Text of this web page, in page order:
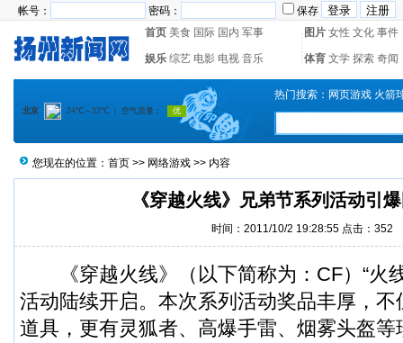
帐号： 密码：
保存
首页 美食 国际 国内 军事 图片 女性 文化 事件
娱乐 综艺 电影 电视 音乐 体育 文学 探索 奇闻
热门搜索： 网页游戏 火箭
您现在的位置： 首页 >> 网络游戏 >> 内容
《穿越火线》兄弟节系列活动引
时间：2011/10/2 19:28:55 点击： 352
《穿越火线》（以下简称为：CF）“火
活动陆续开启。本次系列活动奖品丰厚，不
道具，更有灵狐者、高爆手雷、烟雾头盔